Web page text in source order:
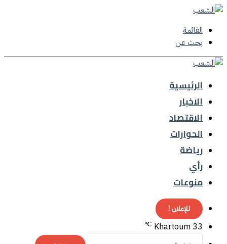
القائمة
بحث عن
الرئيسية
الاخبار
الاقتصاد
الحوارات
رياضة
رأي
منوعات
للإعلان !
Khartoum 33
℃